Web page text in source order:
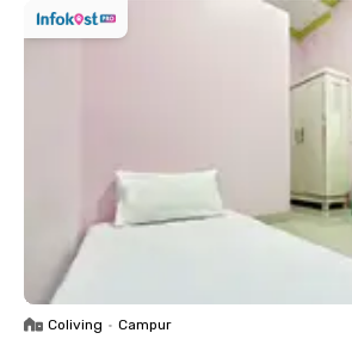
Coliving • Campur